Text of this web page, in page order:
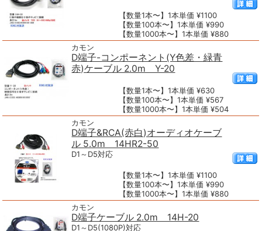
【数量1本〜】1本単価 ¥1100
【数量100本〜】1本単価 ¥990
【数量1000本〜】1本単価 ¥880
カモン
D端子-コンポーネント(Y色差・緑青
赤)ケーブル 2.0m Y-20
【数量1本〜】1本単価 ¥630
【数量100本〜】1本単価 ¥567
【数量1000本〜】1本単価 ¥504
カモン
D端子&RCA(赤白)オーディオケーブ
ル 5.0m 14HR2-50
D1～D5対応
【数量1本〜】1本単価 ¥1100
【数量100本〜】1本単価 ¥990
【数量1000本〜】1本単価 ¥880
カモン
D端子ケーブル 2.0m 14H-20
D1～D5(1080P)対応